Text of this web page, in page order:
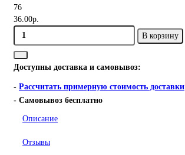
76
36.00р.
В корзину
Доступны доставка и самовывоз:
- Рассчитать примерную стоимость доставки
- Самовывоз бесплатно
Описание
Отзывы